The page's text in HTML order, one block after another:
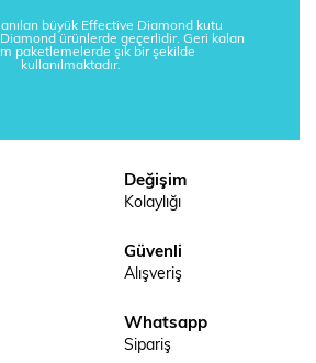
büyük Effective Diamond kutu
ürünlerde geçerlidir. Geri kalan
paketlemelerde şık bir şekilde
kullanılmaktadır.
Değişim
Kolaylığı
Güvenli
Alışveriş
Whatsapp
Sipariş